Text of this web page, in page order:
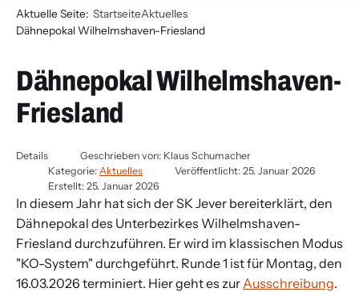
Aktuelle Seite: StartseiteAktuelles
Dähnepokal Wilhelmshaven-Friesland
Dähnepokal Wilhelmshaven-
Friesland
Details Geschrieben von: Klaus Schumacher
Kategorie: Aktuelles
Veröffentlicht: 25. Januar 2026
Erstellt: 25. Januar 2026
In diesem Jahr hat sich der SK Jever bereiterklärt, den
Dähnepokal des Unterbezirkes Wilhelmshaven-
Friesland durchzuführen. Er wird im klassischen Modus
"KO-System" durchgeführt. Runde 1 ist für Montag, den
16.03.2026 terminiert. Hier geht es zur Ausschreibung.